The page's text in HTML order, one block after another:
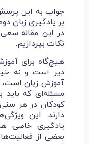
جواب به این
بر یادگیری زبان
در این مقاله
نکات بپردازیم.
هیچ‌گاه برای
دیر است و نه
آموزش زبان
مسئله‌ای که
کودکان در هر
دارند. این
یادگیری خاصی
بعضی از